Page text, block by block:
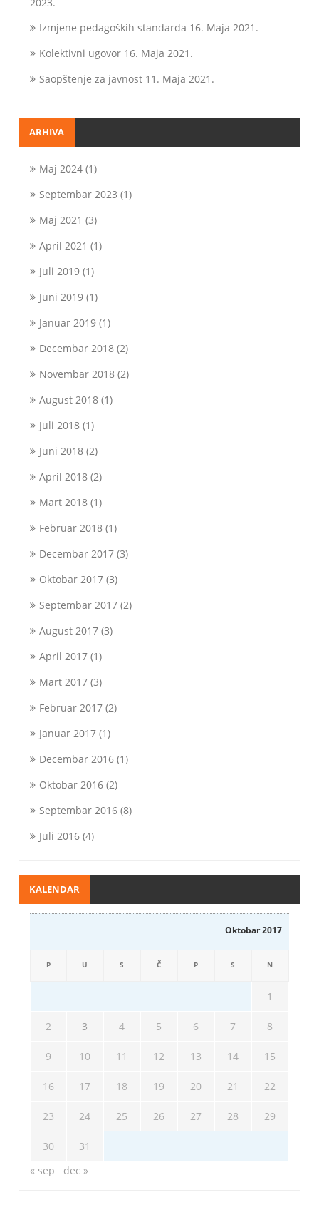
Izmjene pedagoških standarda 16. Maja 2021.
Kolektivni ugovor 16. Maja 2021.
Saopštenje za javnost 11. Maja 2021.
ARHIVA
Maj 2024(1)
Septembar 2023 (1)
Maj 2021 (3)
April 2021 (1)
Juli 2019(1)
Juni 2019(1)
Januar 2019(1)
Decembar 2018(2)
Novembar 2018(2)
August 2018(1)
Juli 2018(1)
Juni 2018(2)
April 2018(2)
Mart 2018(1)
Februar 2018(1)
Decembar 2017(3)
Oktobar 2017(3)
Septembar 2017(2)
August 2017(3)
April 2017(1)
Mart 2017(3)
Februar 2017(2)
Januar 2017(1)
Decembar 2016(1)
Oktobar 2016(2)
Septembar 2016(8)
Juli 2016(4)
KALENDAR
Oktobar 2017
P U S Č P S N
1
2 3 4 5 6 7 8
9 10 11 12 13 14 15
16 17 18 19 20 21 22
23 24 25 26 27 28 29
30
31
« sep
dec »